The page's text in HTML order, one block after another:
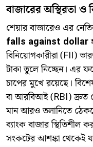
বাজারের অস্থিরতা ও
শেয়ার বাজারেও এর
falls against dollar
বিনিয়োগকারীরা (FII)
টাকা তুলে নিচ্ছেন। এর
চাপের মুখে রয়েছে।
বা আরবিআই (RBI) দ্রুত
মান আরও তলানিতে
ব্যাংক বাজার স্থিতিশীল
সংকটের আশঙ্কা থেকেই